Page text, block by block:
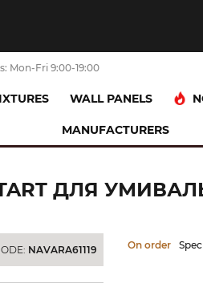
Mon-Fri 9:00-19:00
WALL PANELS
MANUFACTURERS
C 125 CoolStart для умивальника,
ДЛЯ
NAVARA61119 On order